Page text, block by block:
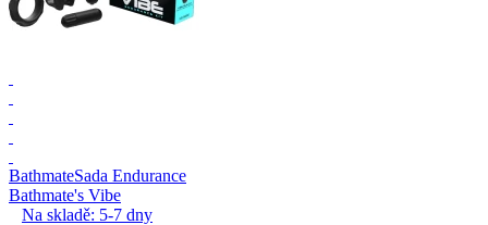
BathmateSada Endurance
Bathmate's Vibe
Na skladě: 5-7 dny